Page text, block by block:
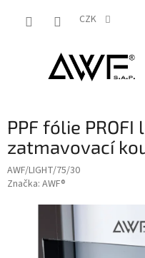
CZK
PPF fólie
zatmavovací
AWF/LIGHT/75/30
Značka: AWF®